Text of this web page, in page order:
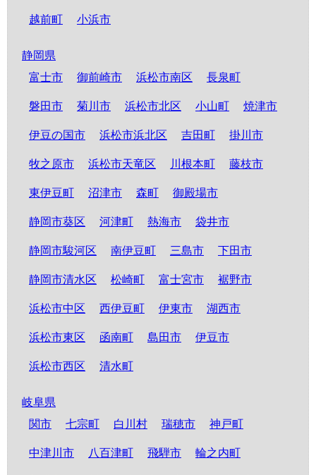
越前町 小浜市
静岡県
富士市
御前崎市 浜松市南区 長泉町
磐田市 菊川市 浜松市北区 小山町 焼津市
伊豆の国市 浜松市浜北区 吉田町 掛川市
牧之原市 浜松市天竜区 川根本町 藤枝市
東伊豆町 沼津市 森町 御殿場市
静岡市葵区 河津町 熱海市 袋井市
静岡市駿河区 南伊豆町 三島市 下田市
静岡市清水区 松崎町 富士宮市 裾野市
浜松市中区 西伊豆町 伊東市 湖西市
浜松市東区 函南町 島田市 伊豆市
浜松市西区 清水町
岐阜県
関市
七宗町 白川村 瑞穂市 神戸町
中津川市 八百津町 飛騨市 輪之内町